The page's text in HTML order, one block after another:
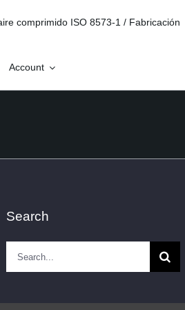
comprimido ISO 8573-1 / Fabricación
Account
Search
Search
for: